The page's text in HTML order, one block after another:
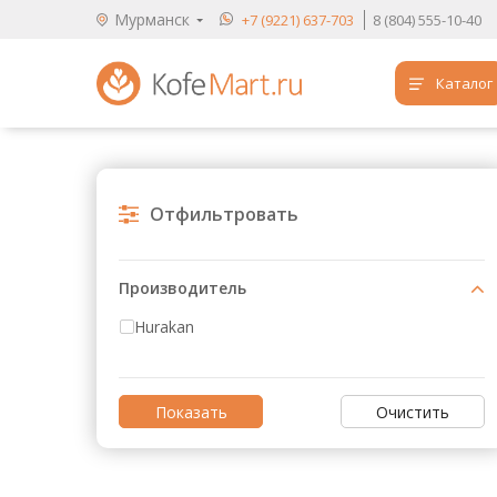
Мурманск +7 (9221) 637-703 8 (804) 555-10-40
Каталог
Кофе
Продукты для HoReCa
Упаковка для готовых блюд
Продукция с логотипом
Отфильтровать
Производитель
Hurakan
Очистить